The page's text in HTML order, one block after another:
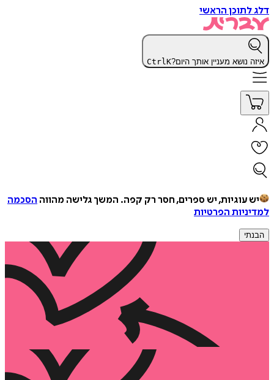
דלג לתוכן הראשי
איזה נושא מעניין אותך היום? CtrlK
יש עוגיות, יש ספרים, חסר רק קפה. המשך גלישה מהווה הסכמה
למדיניות הפרטיות
הבנתי